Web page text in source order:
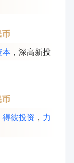
币
本 ，深高新投
币
得彼投资 ， 力